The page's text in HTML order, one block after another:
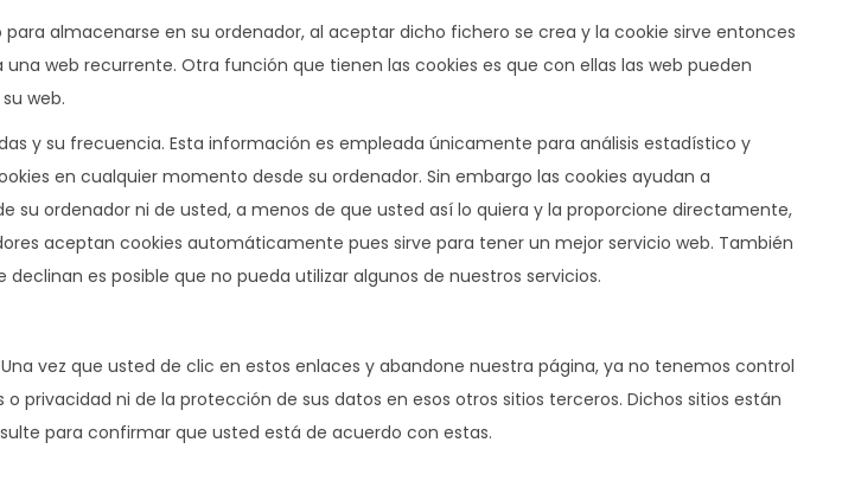
almacenarse en su ordenador, al aceptar dicho fichero se crea y la cookie sirve entonces
web recurrente. Otra función que tienen las cookies es que con ellas las web pueden
web.
y su frecuencia. Esta información es empleada únicamente para análisis estadístico y
en cualquier momento desde su ordenador. Sin embargo las cookies ayudan a
ordenador ni de usted, a menos de que usted así lo quiera y la proporcione directamente,
aceptan cookies automáticamente pues sirve para tener un mejor servicio web. También
es posible que no pueda utilizar algunos de nuestros servicios.
vez que usted de clic en estos enlaces y abandone nuestra página, ya no tenemos control
privacidad ni de la protección de sus datos en esos otros sitios terceros. Dichos sitios están
para confirmar que usted está de acuerdo con estas.